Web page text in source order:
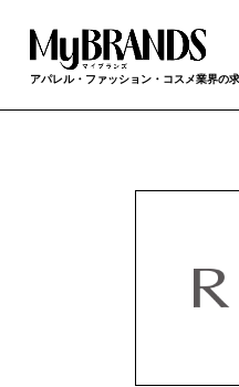
アパレル・ファッション・コスメ業界の